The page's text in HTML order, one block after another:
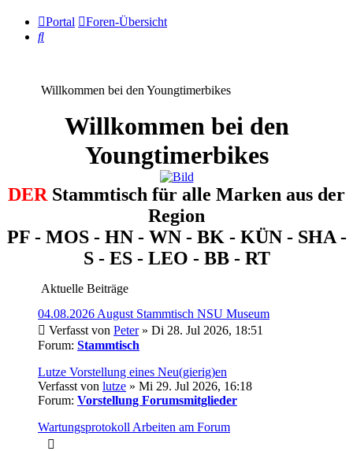
Portal
Foren-Übersicht
Suche
Willkommen bei den Youngtimerbikes
Willkommen bei den
Youngtimerbikes
DER Stammtisch für alle Marken aus der
Region
PF - MOS - HN - WN - BK - KÜN - SHA -
S - ES - LEO - BB - RT
Aktuelle Beiträge
04.08.2026 August Stammtisch NSU Museum
Verfasst von Peter» Di 28. Jul 2026, 18:51
Forum: Stammtisch
Lutze Vorstellung eines Neu(gierig)en
Verfasst von lutze » Mi 29. Jul 2026, 16:18
Forum: Vorstellung Forumsmitglieder
Wartungsprotokoll Arbeiten am Forum